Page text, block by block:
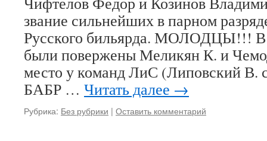
звание сильнейших в парном
Русского бильярда. МОЛОДЦЫ!!! В
были повержены Меликян К. и
место у команд ЛиС (Липовский В.
БАБР … Читать далее →
Рубрика: Без рубрики | Оставить комментарий